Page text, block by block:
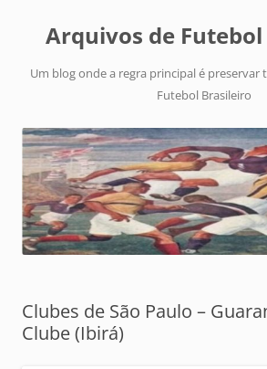
Arquivos de
Um blog onde a regra principal é preservar
Futebol Brasileiro
Clubes de São Paulo –
Clube (Ibirá)